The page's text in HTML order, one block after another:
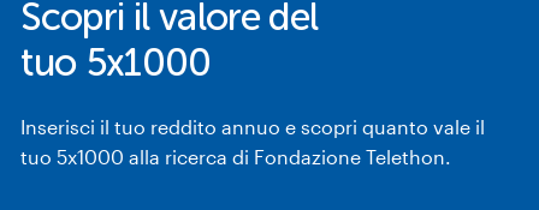
Scopri il valore del
tuo 5x1000
Inserisci il tuo reddito annuo e scopri quanto vale il
tuo 5x1000 alla ricerca di Fondazione Telethon.